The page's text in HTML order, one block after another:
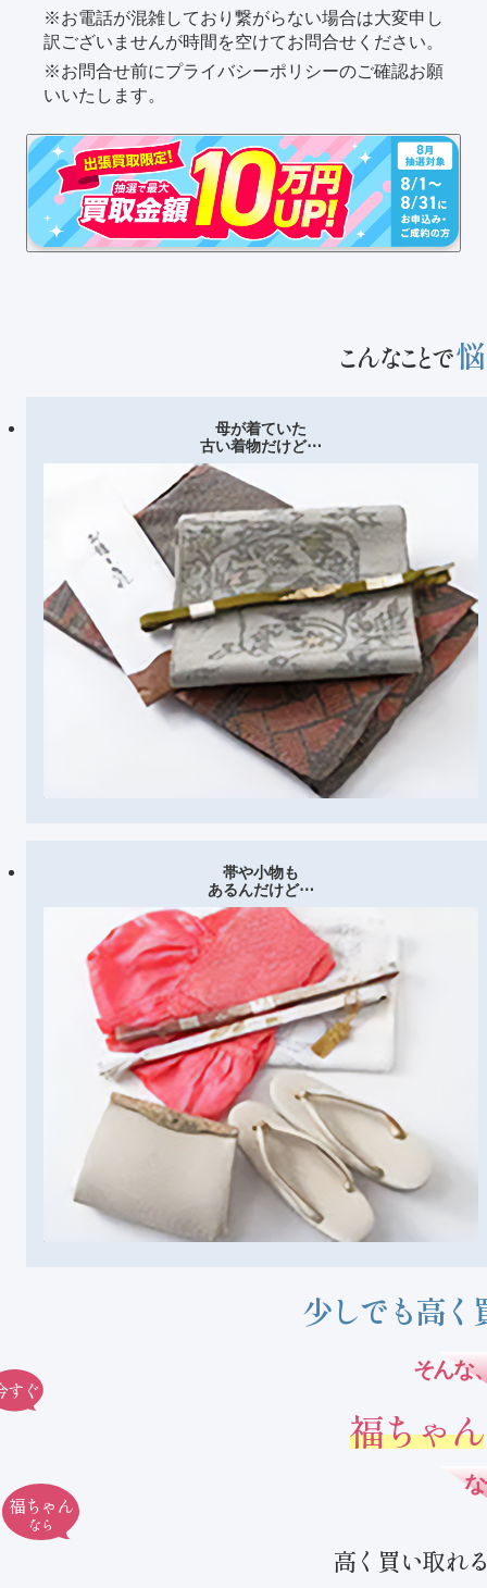
お電話が混雑しており繋がらない場合は大変申し
訳ございませんが時間を空けてお問合せください。
お問合せ前にプライバシーポリシーのご確認お願
いいたします。
こんなことで
母が着ていた
古い着物だけど⋯
帯や小物も
あるんだけど⋯
少しでも高く
そんな
すぐ
福ちゃん
福ちゃん
なら
高く買い取れ